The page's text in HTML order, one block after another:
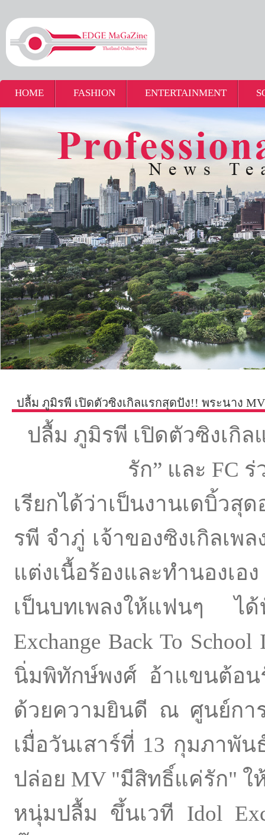
HOME FASHION ENTERTAINMENT
ปลื้ม ภูมิรพี เปิดตัวซิงเกิลแรกสุดปัง!! พระนาง
ปลื้ม ภูมิรพี เปิดตัวซิงเกิ
รัก” และ FC
เรียกได้ว่าเป็นงานเดบิ้ว
รพี จำภู่ เจ้าของซิงเกิลเพ
แต่งเนื้อร้องและทำนองเอ
เป็นบทเพลงให้แฟนๆ ไ
Exchange Back To
นิ่มพิทักษ์พงศ์ อ้าแขนต้อน
ด้วยความยินดี ณ ศูนย์กา
เมื่อวันเสาร์ที่ 13 กุมภาพั
ปล่อย MV "มีสิทธิ์แค่รัก"
หนุ่มปลื้ม ขึ้นเวที Idol